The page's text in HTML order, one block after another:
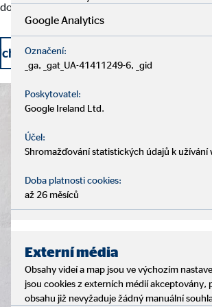
dosahovat jejich osobních cílů a přání.
se o práci právě teď a
Google Analytics
Označení:
_ga, _gat_UA-41411249-6, _gid
Poskytovatel:
Google Ireland Ltd.
Účel:
Shromažďování statistických údajů k užívání
Doba platnosti cookies:
až 26 měsíců
Externí média
Obsahy videí a map jsou ve výchozím
jsou cookies z externích médií akceptovány,
obsahu již nevyžaduje žádný manuální